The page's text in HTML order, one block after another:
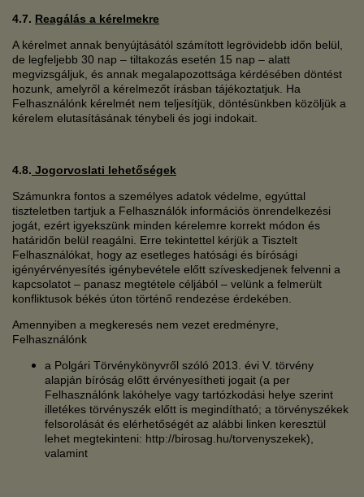
4.7. Reagálás a kérelmekre
A kérelmet annak benyújtásától számított legrövidebb időn belül,
de legfeljebb 30 nap – tiltakozás esetén 15 nap – alatt
megvizsgáljuk, és annak megalapozottsága kérdésében döntést
hozunk, amelyről a kérelmezőt írásban tájékoztatjuk. Ha
Felhasználónk kérelmét nem teljesítjük, döntésünkben közöljük a
kérelem elutasításának ténybeli és jogi indokait.
4.8. Jogorvoslati lehetőségek
Számunkra fontos a személyes adatok védelme, egyúttal
tiszteletben tartjuk a Felhasználók információs önrendelkezési
jogát, ezért igyekszünk minden kérelemre korrekt módon és
határidőn belül reagálni. Erre tekintettel kérjük a Tisztelt
Felhasználókat, hogy az esetleges hatósági és bírósági
igényérvényesítés igénybevétele előtt szíveskedjenek felvenni a
kapcsolatot – panasz megtétele céljából – velünk a felmerült
konfliktusok békés úton történő rendezése érdekében.
Amennyiben a megkeresés nem vezet eredményre,
Felhasználónk
a Polgári Törvénykönyvről szóló 2013. évi V. törvény
alapján bíróság előtt érvényesítheti jogait (a per
Felhasználónk lakóhelye vagy tartózkodási helye szerint
illetékes törvényszék előtt is megindítható; a törvényszékek
felsorolását és elérhetőségét az alábbi linken keresztül
lehet megtekinteni: http://birosag.hu/torvenyszekek),
valamint